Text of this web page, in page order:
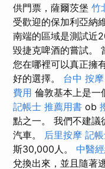
供門票，薩爾茨堡 竹
受歡迎的保加利亞納
南端的區域是測試近
毀捷克啤酒的嘗試。
您在哪裡可以真正擁
好的選擇。 台中 按
費用 倫敦基本上是一
記帳士 推薦用書 ob
點之一。 我們不建議
汽車。 后里按摩 記
斯30,000人。 中醫
兌換出來，並且隨著